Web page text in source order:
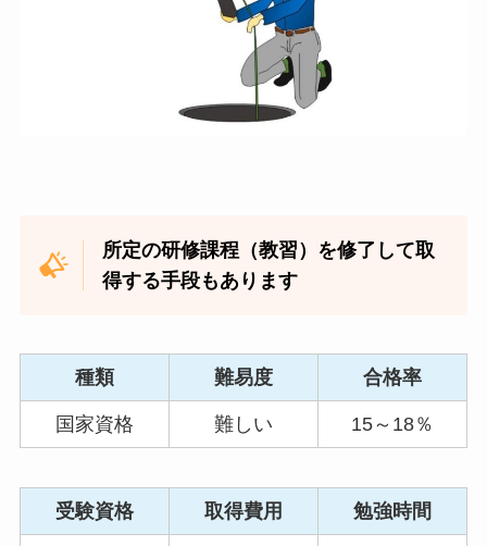
所定の研修課程（教習）を修了して取
得する手段もあります
種類 難易度 合格率
国家資格 難しい 15～18％
受験資格 取得費用 勉強時間